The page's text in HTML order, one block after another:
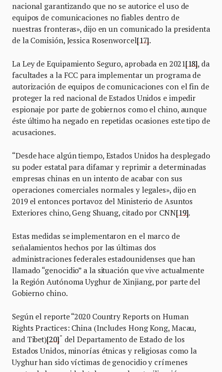
nacional garantizando que no se autorice el uso de
equipos de comunicaciones no fiables dentro de
nuestras fronteras», dijo en un comunicado la presidenta
de la Comisión, Jessica Rosenworcel[17].
La Ley de Equipamiento Seguro, aprobada en 2021[18], da
facultades a la FCC para implementar un programa de
autorización de equipos de comunicaciones con el fin de
proteger la red nacional de Estados Unidos e impedir
espionaje por parte de gobiernos como el chino, aunque
éste último ha negado en repetidas ocasiones este tipo de
acusaciones.
“Desde hace algún tiempo, Estados Unidos ha desplegado
su poder estatal para difamar y reprimir a determinadas
empresas chinas en un intento de acabar con sus
operaciones comerciales normales y legales», dijo en
2019 el entonces portavoz del Ministerio de Asuntos
Exteriores chino, Geng Shuang, citado por CNN[19].
Estas medidas se implementaron en el marco de
señalamientos hechos por las últimas dos
administraciones federales estadounidenses que han
llamado “genocidio” a la situación que vive actualmente
la Región Autónoma Uyghur de Xinjiang, por parte del
Gobierno chino.
Según el reporte “2020 Country Reports on Human
Rights Practices: China (Includes Hong Kong, Macau,
and Tibet)[20]” del Departamento de Estado de los
Estados Unidos, minorías étnicas y religiosas como la
Uyghur han sido víctimas de genocidio y crímenes